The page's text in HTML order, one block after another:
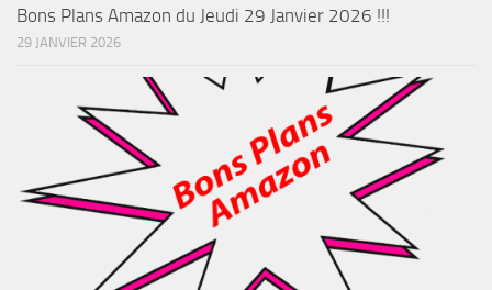
Bons Plans Amazon du Jeudi 29 Janvier 2026 !!!
29 JANVIER 2026